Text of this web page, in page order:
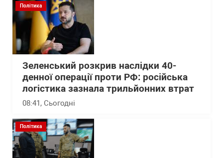
Політика
Зеленський розкрив наслідки 40-
денної операції проти РФ: російська
логістика зазнала трильйонних втрат
08:41, Сьогодні
Політика